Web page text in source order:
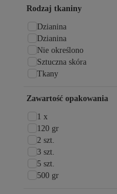
Rodzaj tkaniny
Dzianina
Dzianina
Nie określono
Sztuczna skóra
Tkany
Zawartość opakowania
1 x
120 gr
2 szt.
3 szt.
5 szt.
500 gr